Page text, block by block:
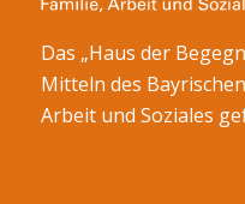
Das „Haus der
Mitteln des
Arbeit und Soziales